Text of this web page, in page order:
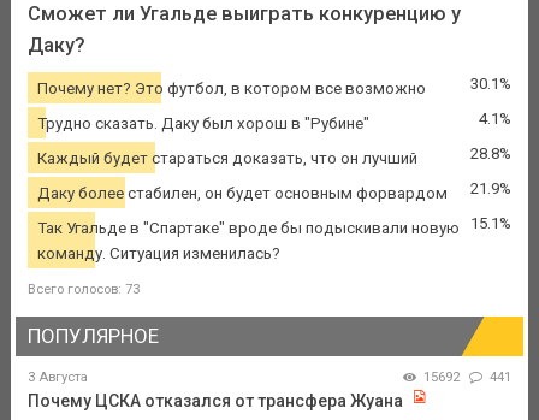
Сможет ли Угальде выиграть конкуренцию у
Даку?
Почему нет? Это футбол, в котором все возможно 30.1%
Трудно сказать. Даку был хорош в "Рубине" 4.1%
Каждый будет стараться доказать, что он лучший 28.8%
Даку более стабилен, он будет основным форвардом 21.9%
Так Угальде в "Спартаке" вроде бы подыскивали новую
команду. Ситуация изменилась?
15.1%
Всего голосов: 73
ПОПУЛЯРНОЕ
3 Августа 15692 441
Почему ЦСКА отказался от трансфера Жуана